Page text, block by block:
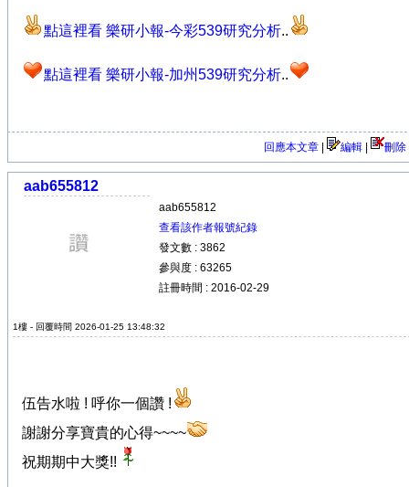
點這裡看 樂研小報-今彩539研究分析..
點這裡看 樂研小報-加州539研究分析..
回應本文章 編輯 刪除
aab655812
aab655812
查看該作者報號紀錄
發文數 : 3862
參與度 : 63265
註冊時間 : 2016-02-29
1樓 - 回覆時間 2026-01-25 13:48:32
伍告水啦 ! 呼你一個讚 !
謝謝分享寶貴的心得~~~~
祝期期中大獎!!